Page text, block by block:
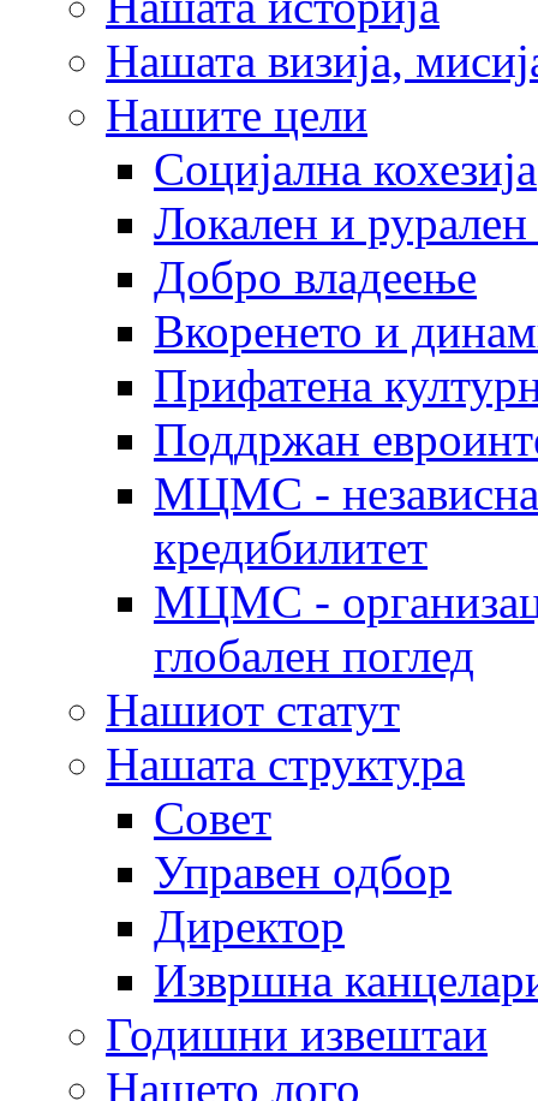
Нашата визија,
Нашите цели
Социјална кохезија
Локален и рурален
Добро владеење
Вкоренето и
Прифатена
Поддржан
МЦМС - независна
кредибилитет
МЦМС -
глобален поглед
Нашиот статут
Нашата структура
Совет
Управен одбор
Директор
Извршна
Годишни извештаи
Нашето лого